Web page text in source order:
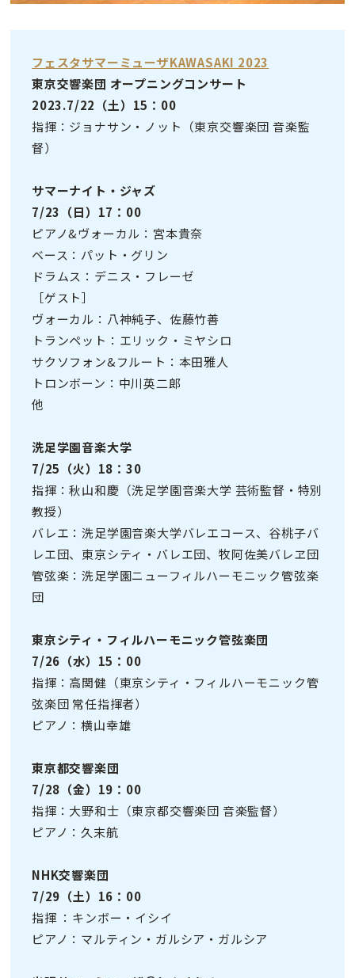
フェスタサマーミューザKAWASAKI 2023
東京交響楽団 オープニングコンサート
2023.7/22（土）15：00
指揮：ジョナサン・ノット（東京交響楽団 音楽監
督）
サマーナイト・ジャズ
7/23（日）17：00
ピアノ&ヴォーカル：宮本貴奈
ベース：パット・グリン
ドラムス：デニス・フレーゼ
［ゲスト］
ヴォーカル：八神純子、佐藤竹善
トランペット：エリック・ミヤシロ
サクソフォン&フルート：本田雅人
トロンボーン：中川英二郎
他
洗足学園音楽大学
7/25（火）18：30
指揮：秋山和慶（洗足学園音楽大学 芸術監督・特別
教授）
バレエ：洗足学園音楽大学バレエコース、谷桃子バ
レエ団、東京シティ・バレエ団、牧阿佐美バレヱ団
管弦楽：洗足学園ニューフィルハーモニック管弦楽
団
東京シティ・フィルハーモニック管弦楽団
7/26（水）15：00
指揮：高関健（東京シティ・フィルハーモニック管
弦楽団 常任指揮者）
ピアノ：横山幸雄
東京都交響楽団
7/28（金）19：00
指揮：大野和士（東京都交響楽団 音楽監督）
ピアノ：久末航
NHK交響楽団
7/29（土）16：00
指揮 ：キンボー・イシイ
ピアノ：マルティン・ガルシア・ガルシア